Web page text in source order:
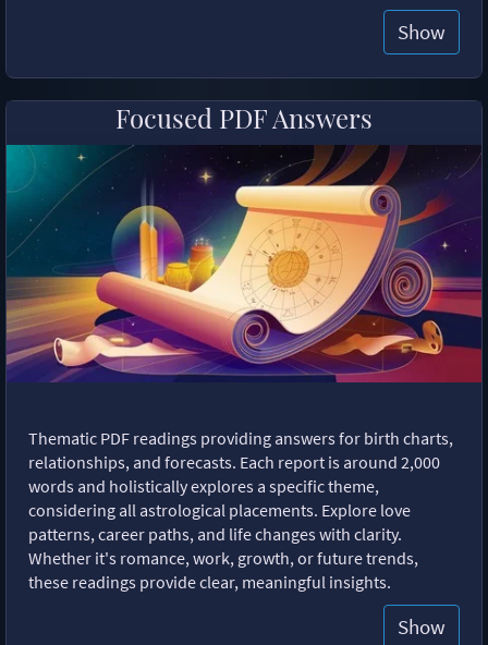
Show
Focused PDF Answers
Thematic PDF readings providing answers for birth charts,
relationships, and forecasts. Each report is around 2,000
words and holistically explores a specific theme,
considering all astrological placements. Explore love
patterns, career paths, and life changes with clarity.
Whether it's romance, work, growth, or future trends,
these readings provide clear, meaningful insights.
Show